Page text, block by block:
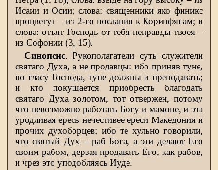
Исаии и Осии; слова: священники яко финикс
процветут – из 2-го послания к Коринфянам; и
слова: отъят Господь от тебя неправды твоея –
из Софонии (3, 15).
Синопсис. Рукополагатели суть служители
святаго Духа, а не продавцы: ибо приняв туне,
по гласу Господа, туне должны и преподавать;
и кто покушается приобресть благодать
святаго Духа золотом, тот отвержен, потому
что невозможно работать Богу и мамоне, и эта
уродливая ересь нечестивее ереси Македония и
прочих духоборцев; ибо те хульно говорили,
что святый Дух – раб Бога, а эти делают Его
своим рабом, дерзая продавать Его, как рабов,
и чрез это уподобляясь Иуде.